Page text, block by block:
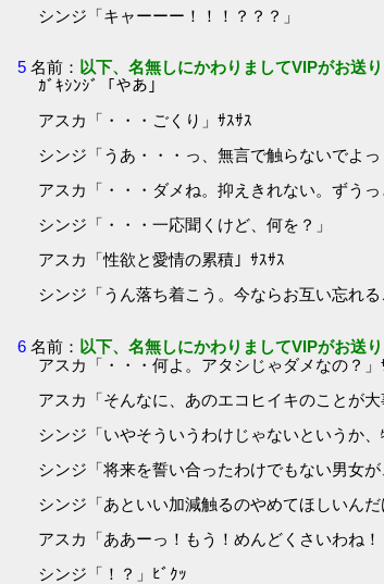
シンジ「キャーーー！！！？？？」
5 名前： 以下、名無しにかわりましてVIPがお送
ｶﾞｷｼﾝｼﾞ「やあ」
アスカ「・・・ごくり」ｻｽｻｽ
シンジ「うあ・・・っ、無言で触らないでよっ
アスカ「・・・ダメね。抑えきれない。ずう
シンジ「・・・一応聞くけど、何を？」
アスカ「性欲と愛情の累積」ｻｽｻｽ
シンジ「うん落ち着こう。今ならお互い忘れ
6 名前： 以下、名無しにかわりましてVIPがお送
アスカ「・・・何よ。アタシじゃダメなの？」
アスカ「そんなに、あのエコヒイキのことが
シンジ「いやそういうわけじゃないというか
シンジ「将来を誓い合ったわけでもない男女
シンジ「あといい加減触るのやめてほしいんだ
アスカ「ああーっ！もう！めんどくさいわね！
シンジ「！？」ﾋﾞｸｯ